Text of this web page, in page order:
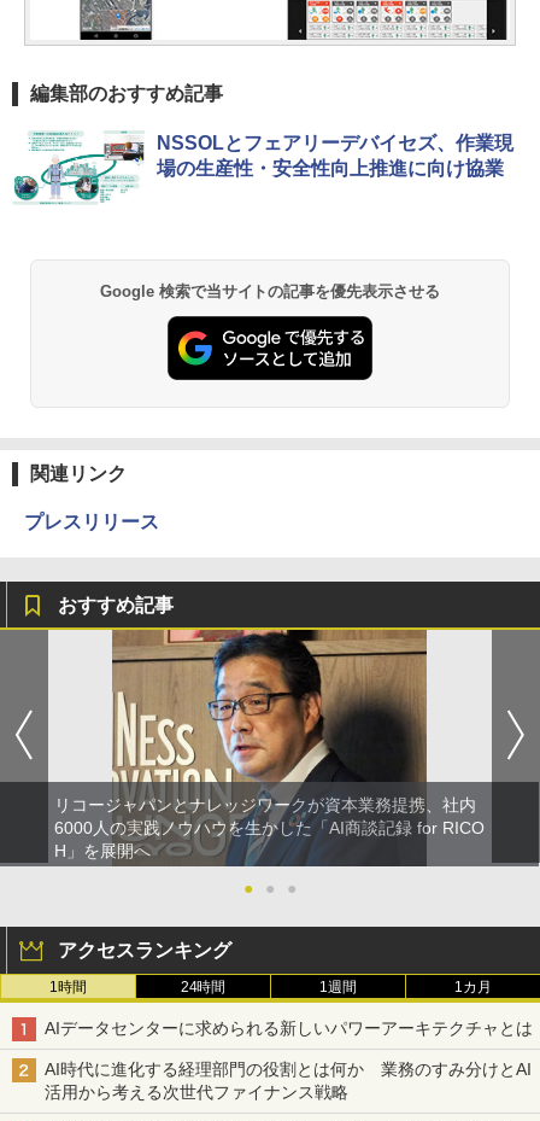
編集部のおすすめ記事
NSSOLとフェアリーデバイセズ、作業現
場の生産性・安全性向上推進に向け協業
Google 検索で当サイトの記事を優先表示させる
関連リンク
プレスリリース
おすすめ記事
リコージャパンとナレッジワークが資本業務提携、社内
6000人の実践ノウハウを生かした「AI商談記録 for RICO
H」を展開へ
●
● ●
アクセスランキング
1時間 24時間 1週間 1カ月
AIデータセンターに求められる新しいパワーアーキテクチャとは
AI時代に進化する経理部門の役割とは何か 業務のすみ分けとAI
活用から考える次世代ファイナンス戦略